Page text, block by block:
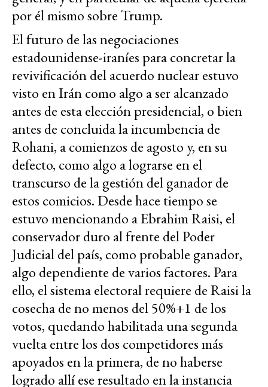
por él mismo sobre Trump.
El futuro de las negociaciones
estadounidense-iraníes para concretar la
revivificación del acuerdo nuclear estuvo
visto en Irán como algo a ser alcanzado
antes de esta elección presidencial, o bien
antes de concluida la incumbencia de
Rohani, a comienzos de agosto y, en su
defecto, como algo a lograrse en el
transcurso de la gestión del ganador de
estos comicios. Desde hace tiempo se
estuvo mencionando a Ebrahim Raisi, el
conservador duro al frente del Poder
Judicial del país, como probable ganador,
algo dependiente de varios factores. Para
ello, el sistema electoral requiere de Raisi la
cosecha de no menos del 50%+1 de los
votos, quedando habilitada una segunda
vuelta entre los dos competidores más
apoyados en la primera, de no haberse
logrado allí ese resultado en la instancia